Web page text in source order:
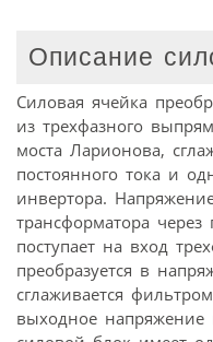
Описание
Силовая ячейка
из трехфазного
моста Ларионова,
постоянного тока и
инвертора.
трансформатора через
поступает на вход
преобразуется в
сглаживается
выходное